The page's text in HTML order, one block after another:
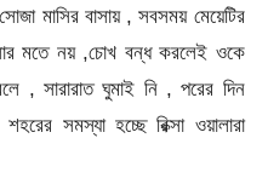
মাসির বাসায় , সবসময় মেয়েটির
মতে নয় ,চোখ বন্ধ করলেই ওকে
, সারারাত ঘুমাই নি , পরের দিন
সমস্যা হচ্ছে রিক্সা ওয়ালারা